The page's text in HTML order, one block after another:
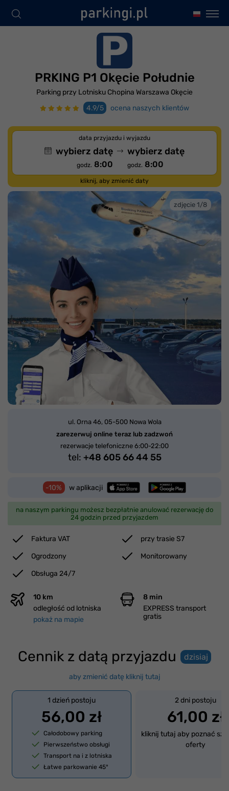
PRKING P1 Okęcie Południe
Parking przy Lotnisku Chopina Warszawa Okęcie
4.9/5
ocena naszych klientów
data przyjazdu i wyjazdu
wybierz datę
godz. 8:00
wybierz datę
godz. 8:00
kliknij, aby zmienić daty
zdjęcie 1/8
ul. Orna 46, 05-500 Nowa Wola
zarezerwuj online teraz lub zadzwoń
rezerwacje telefoniczne 6:00-22:00
tel: +48 605 66 44 55
-10% w aplikacji
na naszym parkingu możesz bezpłatnie anulować rezerwację do
24 godzin przed przyjazdem
Faktura VAT
przy trasie S7
Ogrodzony
Monitorowany
Obsługa 24/7
10 km
odległość od lotniska
pokaż na mapie
8 min
EXPRESS transport
gratis
Cennik z datą przyjazdu dzisiaj
aby zmienić datę kliknij tutaj
1 dzień postoju
56,00 zł
Całodobowy parking
Pierwszeństwo obsługi
Transport na i z lotniska
Łatwe parkowanie 45°
2 dni postoju
61,00 zł
kliknij tutaj aby poznać
oferty